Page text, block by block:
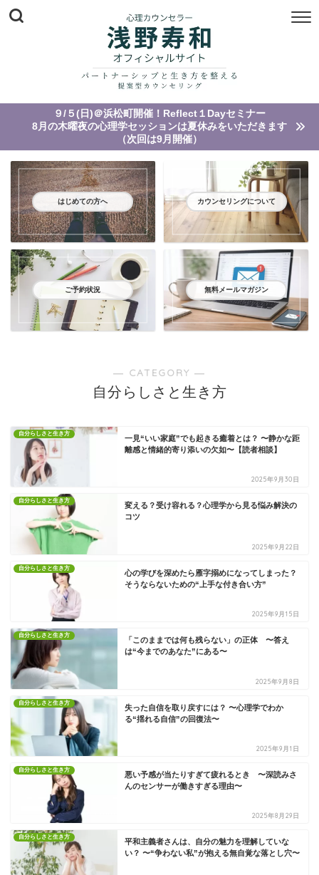
９/５(日)＠浜松町開催！Reflect１Dayセミナー
8月の木曜夜の心理学セッションは夏休みをいただきます
（次回は9月開催）
はじめての方へ カウンセリングについて
ご予約状況 無料メールマガジン
― CATEGORY ―
自分らしさと生き方
自分らしさと生き方
一見“いい家庭”でも起きる癒着とは？ 〜静かな距
離感と情緒的寄り添いの欠如〜【読者相談】
2025年9月30日
自分らしさと生き方
変える？受け容れる？心理学から見る悩み解決の
コツ
2025年9月22日
自分らしさと生き方
心の学びを深めたら雁字搦めになってしまった？
そうならないための“上手な付き合い方”
2025年9月15日
自分らしさと生き方
「このままでは何も残らない」の正体 〜答え
は“今までのあなた”にある〜
2025年9月8日
自分らしさと生き方
失った自信を取り戻すには？ 〜心理学でわか
る“揺れる自信”の回復法〜
2025年9月1日
自分らしさと生き方
悪い予感が当たりすぎて疲れるとき 〜深読みさ
んのセンサーが働きすぎる理由〜
2025年8月29日
自分らしさと生き方
平和主義者さんは、自分の魅力を理解していな
い？ 〜“争わない私”が抱える無自覚な落とし穴〜